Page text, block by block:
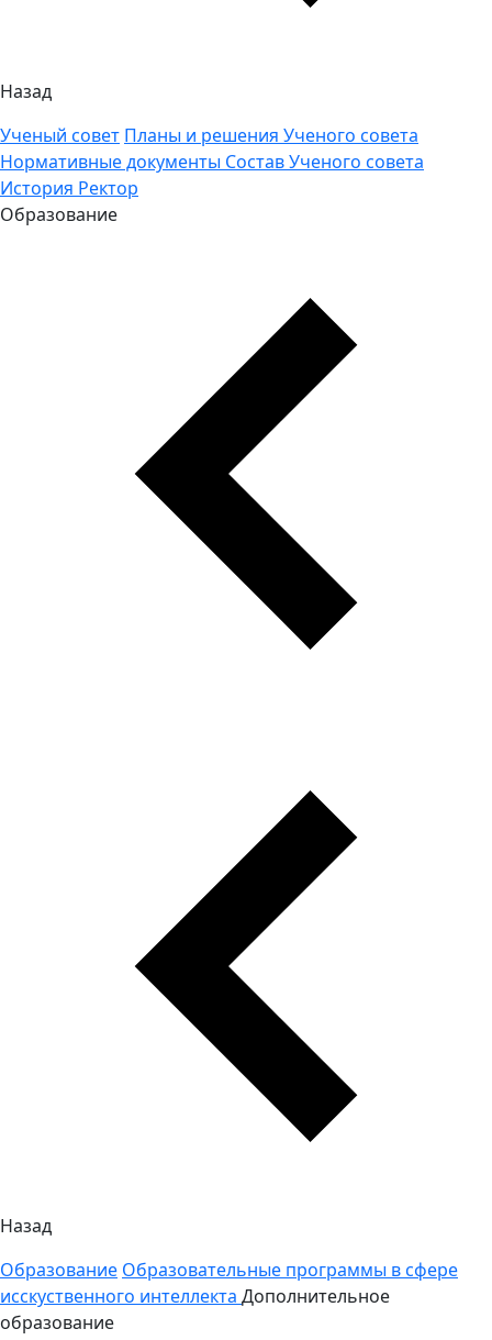
Назад
Ученый совет Планы и решения Ученого совета
Нормативные документы Состав Ученого совета
История Ректор
Образование
Назад
Образование Образовательные программы в сфере
исскуственного интеллекта Дополнительное
образование